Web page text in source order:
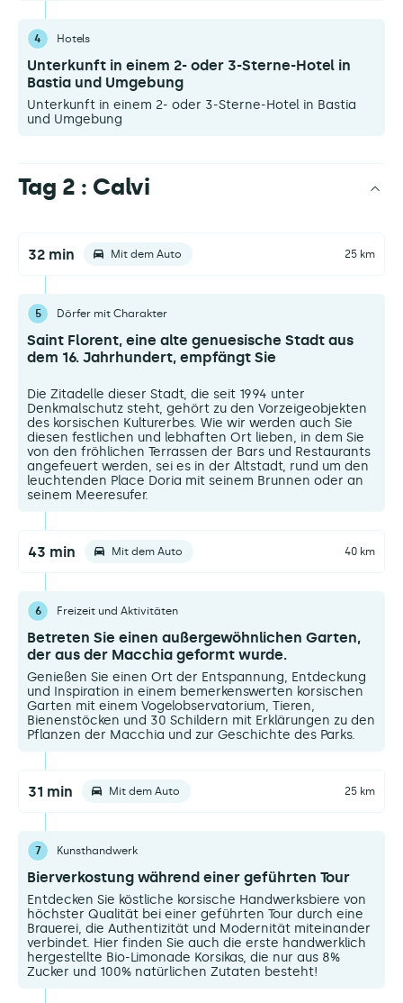
4 Hotels
Unterkunft in einem 2- oder 3-Sterne-Hotel in
Bastia und Umgebung
Unterkunft in einem 2- oder 3-Sterne-Hotel in Bastia
und Umgebung
Tag 2 : Calvi
32 min Mit dem Auto 25 km
5 Dörfer mit Charakter
Saint Florent, eine alte genuesische Stadt aus
dem 16. Jahrhundert, empfängt Sie
Die Zitadelle dieser Stadt, die seit 1994 unter
Denkmalschutz steht, gehört zu den Vorzeigeobjekten
des korsischen Kulturerbes. Wie wir werden auch Sie
diesen festlichen und lebhaften Ort lieben, in dem Sie
von den fröhlichen Terrassen der Bars und Restaurants
angefeuert werden, sei es in der Altstadt, rund um den
leuchtenden Place Doria mit seinem Brunnen oder an
seinem Meeresufer.
43 min Mit dem Auto 40 km
6 Freizeit und Aktivitäten
Betreten Sie einen außergewöhnlichen Garten,
der aus der Macchia geformt wurde.
Genießen Sie einen Ort der Entspannung, Entdeckung
und Inspiration in einem bemerkenswerten korsischen
Garten mit einem Vogelobservatorium, Tieren,
Bienenstöcken und 30 Schildern mit Erklärungen zu den
Pflanzen der Macchia und zur Geschichte des Parks.
31 min Mit dem Auto 25 km
7 Kunsthandwerk
Bierverkostung während einer geführten Tour
Entdecken Sie köstliche korsische Handwerksbiere von
höchster Qualität bei einer geführten Tour durch eine
Brauerei, die Authentizität und Modernität miteinander
verbindet. Hier finden Sie auch die erste handwerklich
hergestellte Bio-Limonade Korsikas, die nur aus 8%
Zucker und 100% natürlichen Zutaten besteht!